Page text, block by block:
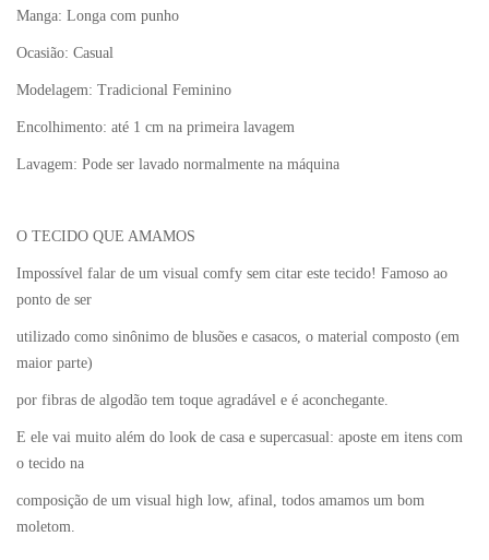
Manga: Longa com punho
Ocasião: Casual
Modelagem: Tradicional Feminino
Encolhimento: até 1 cm na primeira lavagem
Lavagem: Pode ser lavado normalmente na máquina
O TECIDO QUE AMAMOS
Impossível falar de um visual comfy sem citar este tecido! Famoso ao
ponto de ser
utilizado como sinônimo de blusões e casacos, o material composto (em
maior parte)
por fibras de algodão tem toque agradável e é aconchegante.
E ele vai muito além do look de casa e supercasual: aposte em itens com
o tecido na
composição de um visual high low, afinal, todos amamos um bom
moletom.